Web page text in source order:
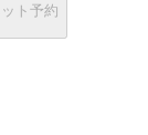
ト予約